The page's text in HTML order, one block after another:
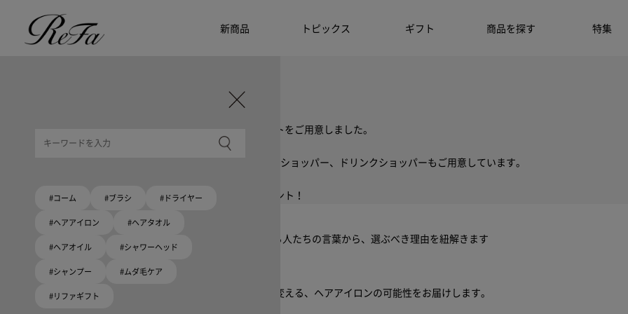
新商品 トピックス ギフト 商品を探す 特集
ReFa商品をご紹介します。プレゼント選びの参考に。
限定ラッピングバック・ショッパーまたはギフトスリーブセットをご用意しました。
大切な人への贈り物にリファオリジナルショッパー
リファロゴが入った、白色のショッパーを6サイズ、ピンク色のショッパー、ドリンクショッパーもご用意しています。
期間限定で対象商品のご購入でオリジナルショッパーをプレゼント！
Because ReFa | 上質な美しさを、妥協しない人へ
高機能ドライヤー Xモデルに宿る美学。上質な美しさを追求する人たちの言葉から、選ぶべき理由を紐解きます
いい髪めざす、大人たちへ。
髪がきれいって嬉しい。「でもヘアケアは大変」という概念を変える、ヘアアイロンの可能性をお届けします。
#コーム #ブラシ #ドライヤー
#ヘアアイロン #ヘアタオル
#ヘアオイル #シャワーヘッド
#シャンプー #ムダ毛ケア
#リファギフト